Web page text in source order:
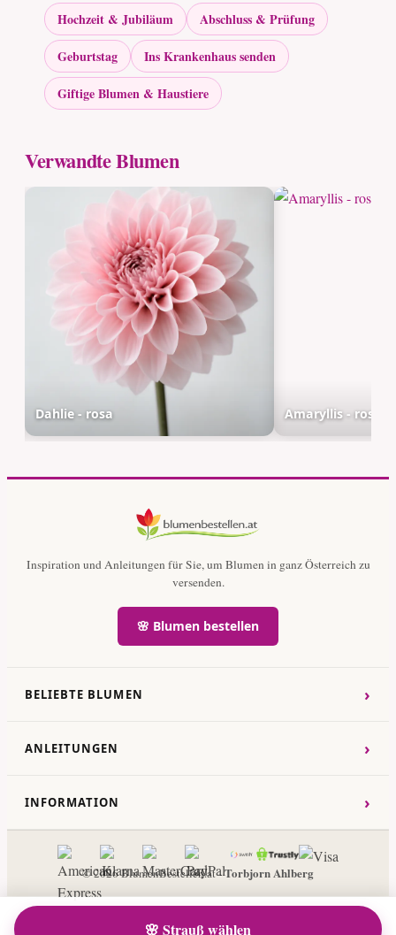
Hochzeit & Jubiläum
Abschluss & Prüfung
Geburtstag
Ins Krankenhaus senden
Giftige Blumen & Haustiere
Verwandte Blumen
Dahlie - rosa Amaryllis - rosa
Inspiration und Anleitungen für Sie, um Blumen in ganz Österreich zu
versenden.
🌸 Blumen bestellen
BELIEBTE BLUMEN ›
ANLEITUNGEN ›
INFORMATION ›
© 2026 BlumenBestellen.at -Torbjorn Ahlberg
🌸 Strauß wählen